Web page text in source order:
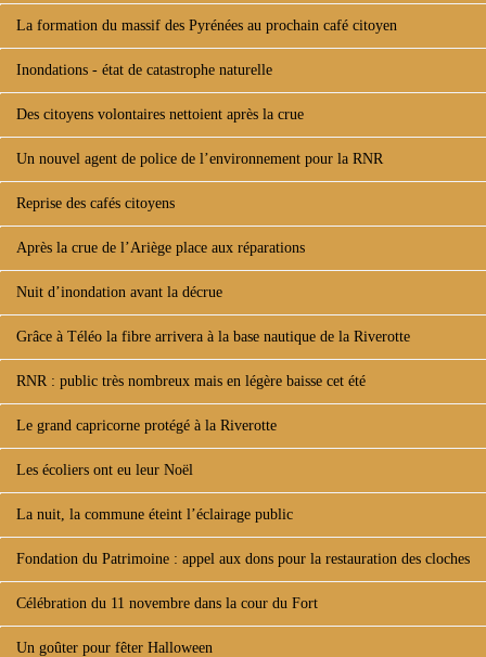
La formation du massif des Pyrénées au prochain café citoyen
Inondations - état de catastrophe naturelle
Des citoyens volontaires nettoient après la crue
Un nouvel agent de police de l’environnement pour la RNR
Reprise des cafés citoyens
Après la crue de l’Ariège place aux réparations
Nuit d’inondation avant la décrue
Grâce à Téléo la fibre arrivera à la base nautique de la Riverotte
RNR : public très nombreux mais en légère baisse cet été
Le grand capricorne protégé à la Riverotte
Les écoliers ont eu leur Noël
La nuit, la commune éteint l’éclairage public
Fondation du Patrimoine : appel aux dons pour la restauration des cloches
Célébration du 11 novembre dans la cour du Fort
Un goûter pour fêter Halloween